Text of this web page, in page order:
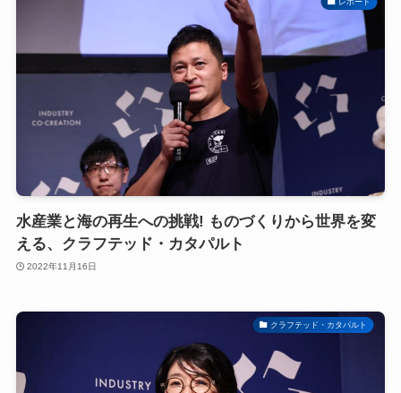
レポート
水産業と海の再生への挑戦! ものづくりから世界を変
える、クラフテッド・カタパルト
2022年11月16日
クラフテッド・カタパルト